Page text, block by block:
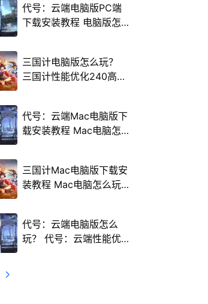
代号：云端电脑版PC端
下载安装教程 电脑版怎
三国计电脑版怎么玩？
三国计性能优化240高帧
代号：云端Mac电脑版下
载安装教程 Mac电脑怎
三国计Mac电脑版下载安
装教程 Mac电脑怎么玩
代号：云端电脑版怎么
玩？ 代号：云端性能优